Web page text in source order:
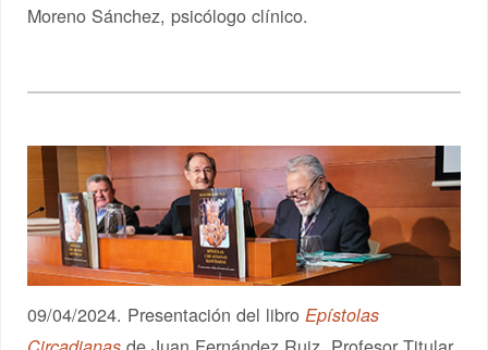
Moreno Sánchez, psicólogo clínico.
09/04/2024. Presentación del libroEpístolas